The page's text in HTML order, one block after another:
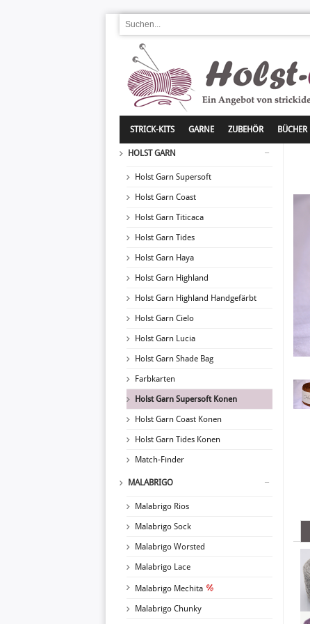
STRICK-KITS GARNE ZUBEHÖR BÜCHER
HOLST GARN
Holst Garn Supersoft
Holst Garn Coast
Holst Garn Titicaca
Holst Garn Tides
Holst Garn Haya
Holst Garn Highland
Holst Garn Highland Handgefärbt
Holst Garn Cielo
Holst Garn Lucia
Holst Garn Shade Bag
Farbkarten
Holst Garn Supersoft Konen
Holst Garn Coast Konen
Holst Garn Tides Konen
Match-Finder
MALABRIGO
Malabrigo Rios
Malabrigo Sock
Malabrigo Worsted
Malabrigo Lace
Malabrigo Mechita
Malabrigo Chunky